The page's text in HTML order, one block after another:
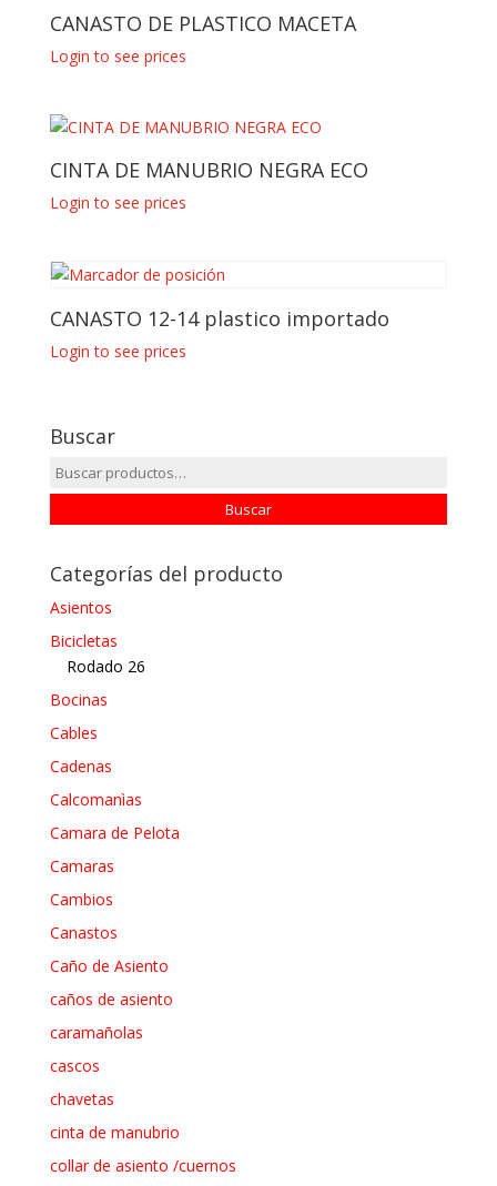
CANASTO DE PLASTICO MACETA
Login to see prices
CINTA DE MANUBRIO NEGRA ECO
Login to see prices
CANASTO 12-14 plastico importado
Login to see prices
Buscar
Buscar
por:
Buscar
Categorías del producto
Asientos
Bicicletas
Rodado 26
Bocinas
Cables
Cadenas
Calcomanìas
Camara de Pelota
Camaras
Cambios
Canastos
Caño de Asiento
caños de asiento
caramañolas
cascos
chavetas
cinta de manubrio
collar de asiento /cuernos